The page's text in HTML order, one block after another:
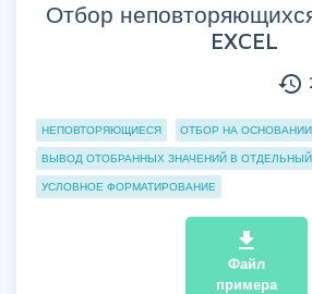
Отбор
EXCEL
history
Группы статей
НЕПОВТОРЯЮЩИЕСЯ ОТБОР НА
ВЫВОД ОТОБРАННЫХ ЗНАЧЕНИЙ В
УСЛОВНОЕ ФОРМАТИРОВАНИЕ
file_download
Файл
примера